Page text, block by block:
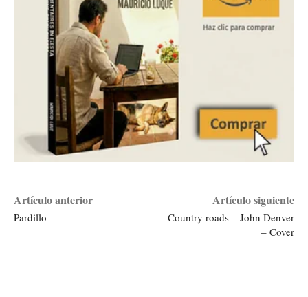
Artículo anterior
Pardillo
Artículo siguiente
Country roads – John Denver
– Cover